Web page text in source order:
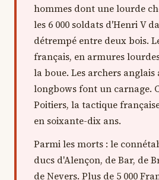
hommes dont une lourde
les 6 000 soldats d'Henri V
détrempé entre deux bois.
français, en armures
la boue. Les archers anglais
longbows font un carnage.
Poitiers, la tactique
en soixante-dix ans.
Parmi les morts : le
ducs d'Alençon, de Bar, de
de Nevers. Plus de 5 000